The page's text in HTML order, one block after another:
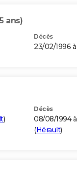
ans)
Décès
23/02/1996 à
)
Décès
08/08/1994 à
(Hérault)